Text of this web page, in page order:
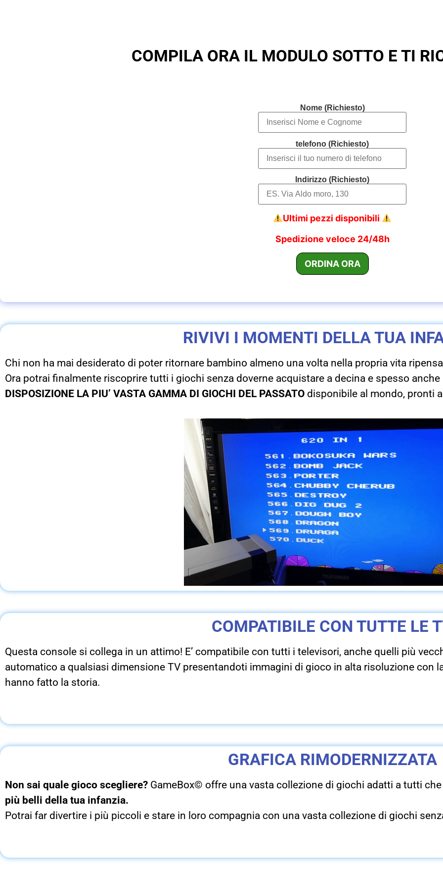
COMPILA ORA IL MODULO SOTTO E TI
Nome (Richiesto)
telefono (Richiesto)
Indirizzo (Richiesto)
Ultimi pezzi disponibili
Spedizione veloce 24/48h
RIVIVI I MOMENTI DELLA TUA
Chi non ha mai desiderato di poter ritornare bambino almeno una volta nella propria vita
Ora potrai finalmente riscoprire tutti i giochi senza doverne acquistare a decina e spesso
DISPOSIZIONE LA PIU’ VASTA GAMMA DI GIOCHI DEL PASSATO disponibile al mondo, pronti
COMPATIBILE CON TUTTE LE
Questa console si collega in un attimo! E’ compatibile con tutti i televisori, anche quelli più
automatico a qualsiasi dimensione TV presentandoti immagini di gioco in alta risoluzione con
hanno fatto la storia.
GRAFICA RIMODERNIZZATA
Non sai quale gioco scegliere? GameBox© offre una vasta collezione di giochi adatti a tutti
più belli della tua infanzia.
Potrai far divertire i più piccoli e stare in loro compagnia con una vasta collezione di giochi